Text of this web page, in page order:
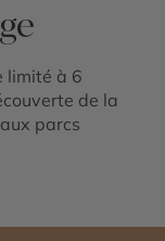
limité à 6
de la
parcs